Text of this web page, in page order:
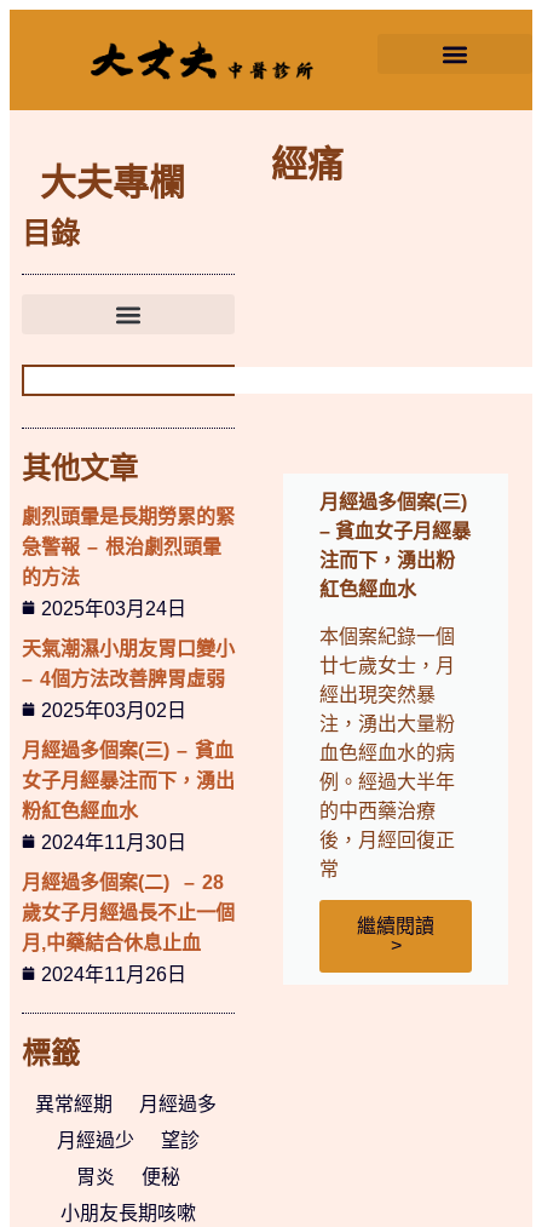
大夫專欄
目錄
其他文章
劇烈頭暈是長期勞累的緊
急警報 – 根治劇烈頭暈
的方法
2025年03月24日
天氣潮濕小朋友胃口變小
– 4個方法改善脾胃虛弱
2025年03月02日
月經過多個案(三) – 貧血
女子月經暴注而下，湧出
粉紅色經血水
2024年11月30日
月經過多個案(二) – 28
歲女子月經過長不止一個
月,中藥結合休息止血
2024年11月26日
標籤
異常經期
月經過多
月經過少
望診
胃炎
便秘
小朋友長期咳嗽
經痛
月經過多個案(三)
– 貧血女子月經暴
注而下，湧出粉
紅色經血水
本個案紀錄一個
廿七歲女士，月
經出現突然暴
注，湧出大量粉
血色經血水的病
例。經過大半年
的中西藥治療
後，月經回復正
常
繼續閱讀
>